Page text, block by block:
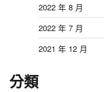
2022 年 8 月
2022 年 7 月
2021 年 12 月
分類